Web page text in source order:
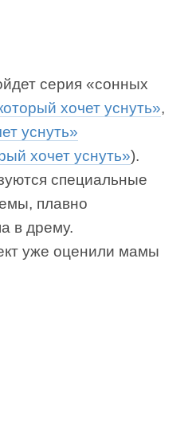
серия «сонных
хочет уснуть»,
уснуть»
хочет уснуть»).
специальные
плавно
в дрему.
уже оценили мамы